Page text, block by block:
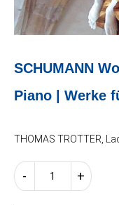
SCHUMANN
Piano | Werke
THOMAS TROTTER,
-
SCHUMANN
Works
+